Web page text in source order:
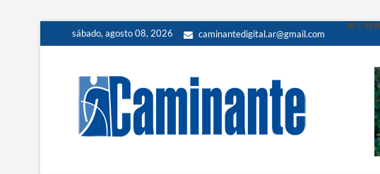
sábado, agosto 08, 2026 caminantedigital.ar@gmail.com
PERIÓDICO